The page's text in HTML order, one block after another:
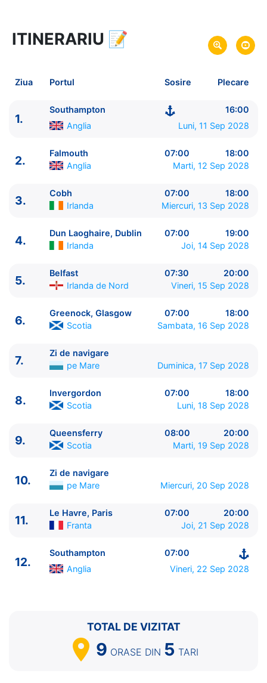
12 zile vacanta de croaziera in
link oferta
Plecare pe 11 Sep 2028 din Southampton, Anglia
Princess Cruises
ITINERARIU
----------------------------------------
1. Southampton
⚓ - 16:00
Cobh Irlanda 07:00 - 18:00
4.
Dun Laoghaire, Dublin Irlanda 07:00 - 19:00
6.
Greenock, Glasgow
07:00 - 18:00
Zi de navigare
00:00 - 00:00
9.
Queensferry Scotia
08:00 - 20:00
Zi de navigare
00:00 - 00:00
Le Havre, Paris
12.
Southampton Anglia 07:00 - ⚓
ITINERARIU 📝
Ziua Portul Sosire Plecare
1.
Southampton
16:00
Anglia
Luni, 11 Sep 2028
2.
Falmouth 07:00
18:00
Anglia
Marti, 12 Sep 2028
3.
Cobh 07:00
18:00
Irlanda
Miercuri, 13 Sep 2028
4.
Dun Laoghaire, Dublin 07:00
19:00
Irlanda
Joi, 14 Sep 2028
5.
Belfast 07:30
20:00
Irlanda de Nord
Vineri, 15 Sep 2028
6.
Greenock, Glasgow 07:00
18:00
Scotia
Sambata, 16 Sep 2028
7.
Zi de navigare
pe Mare
Duminica, 17 Sep 2028
8.
Invergordon 07:00
18:00
Scotia
Luni, 18 Sep 2028
9.
Queensferry 08:00
20:00
Scotia
Marti, 19 Sep 2028
10.
Zi de navigare
pe Mare
Miercuri, 20 Sep 2028
11.
Le Havre, Paris 07:00
20:00
Franta
Joi, 21 Sep 2028
12.
Southampton
07:00
Anglia
Vineri, 22 Sep 2028
TOTAL DE VIZITAT
9 ORASE DIN 5 TARI